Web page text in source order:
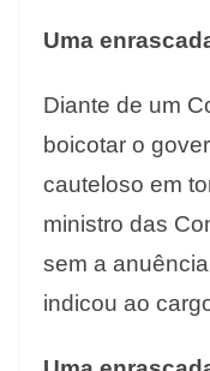
Uma
Diante de um
boicotar o
cauteloso em
ministro das
sem a
indicou ao